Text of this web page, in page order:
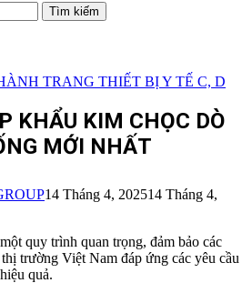
TRANG THIẾT BỊ Y TẾ C, D
KHẨU KIM CHỌC DÒ
MỚI NHẤT
14 Tháng 4, 202514 Tháng 4,
quy trình quan trọng, đảm bảo các
trường Việt Nam đáp ứng các yêu cầu
quả.